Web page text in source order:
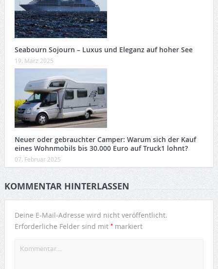
Seabourn Sojourn – Luxus und Eleganz auf hoher See
19. März 2025
Neuer oder gebrauchter Camper: Warum sich der Kauf
eines Wohnmobils bis 30.000 Euro auf Truck1 lohnt?
07. Februar 2025
KOMMENTAR HINTERLASSEN
Deine E-Mail-Adresse wird nicht veröffentlicht.
Erforderliche Felder sind mit *markiert